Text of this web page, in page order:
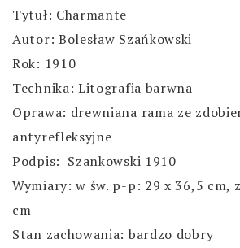
Tytuł: Charmante
Autor: Bolesław Szańkowski
Rok: 1910
Technika: Litografia barwna
Oprawa: drewniana rama ze
antyrefleksyjne
Podpis: Szankowski 1910
Wymiary: w św. p-p: 29 x 36,5 cm,
cm
Stan zachowania: bardzo dobry